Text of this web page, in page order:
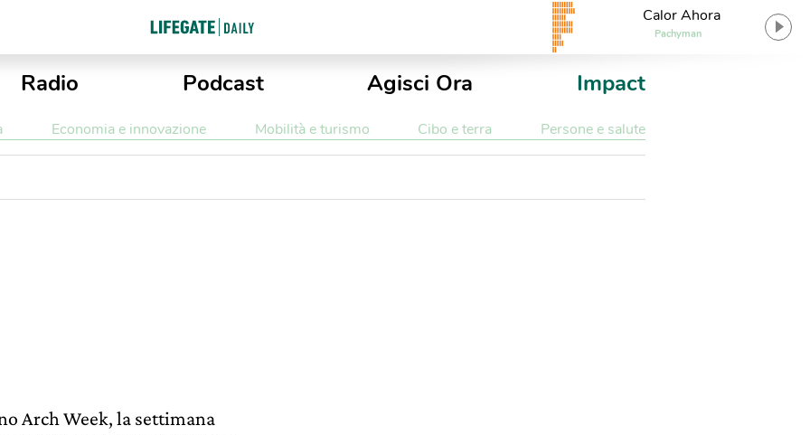
Calor Ahora
Pachyman
Radio Podcast Agisci Ora Impact
Economia e innovazione Mobilità e turismo Cibo e terra Persone e salute
Arch Week, la settimana